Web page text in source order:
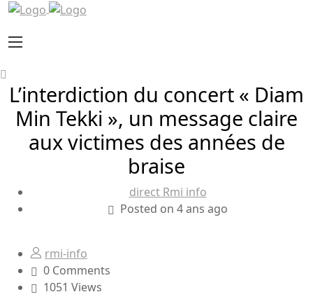
L’interdiction du concert « Diam
Min Tekki », un message claire
aux victimes des années de
braise
direct Rmi info
Posted on 4 ans ago
rmi-info
0 Comments
1051 Views